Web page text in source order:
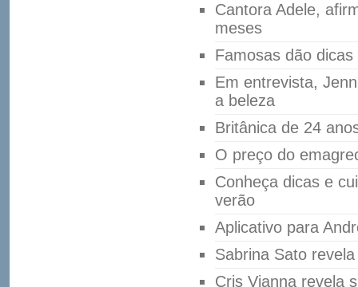
Cantora Adele,
meses
Famosas dão
Em entrevista,
a beleza
Britânica de 24
O preço do
Conheça dicas e
verão
Aplicativo para
Sabrina Sato
Cris Vianna revela